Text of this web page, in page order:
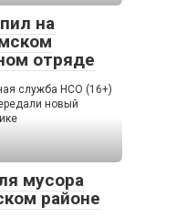
на
отряде
служба НСО (16+)
новый
мусора
районе